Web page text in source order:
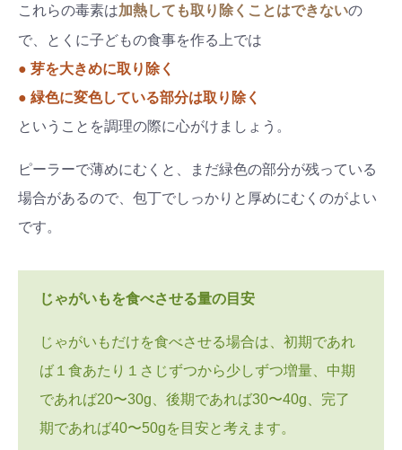
これらの毒素は加熱しても取り除くことはできないの
で、とくに子どもの食事を作る上では
● 芽を大きめに取り除く
● 緑色に変色している部分は取り除く
ということを調理の際に心がけましょう。
ピーラーで薄めにむくと、まだ緑色の部分が残っている
場合があるので、包丁でしっかりと厚めにむくのがよい
です。
じゃがいもを食べさせる量の目安
じゃがいもだけを食べさせる場合は、初期であれ
ば１食あたり１さじずつから少しずつ増量、中期
であれば20〜30g、後期であれば30〜40g、完了
期であれば40〜50gを目安と考えます。